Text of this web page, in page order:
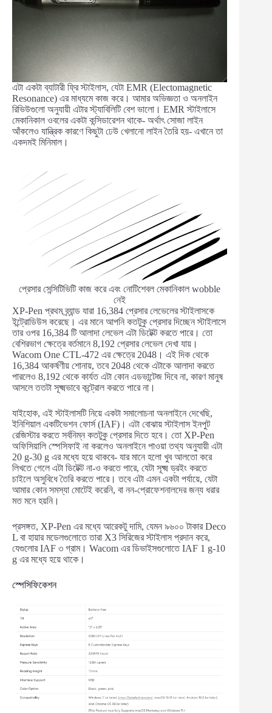
এটা একটা ব্যাটারী ফ্রি স্টাইলাস, যেটা EMR (Electomagnetic
Resonance) এর মাধ্যমে কাজ করে। আমার অভিজ্ঞতা ও অনলাইন
রিভিউগুলো অনুযায়ী এটার স্ট্যাবিলিটি বেশ ভালো। EMR স্টাইলাসে
মেকানিকাল ওবলের একটা কন্সিডারেশন থাকে- অর্থাৎ সোজা লাইন
আঁকলেও যান্ত্রিক কারণে কিছুটা ঢেউ খেলানো লাইন তৈরি হয়- এখানে তা
একদমই মিনিমাল।
প্রেসার সেন্সিটিভিটি কাজ করে এবং নোটিশেবল মেকানিকাল wobble
নেই
XP-Pen প্রথম ব্র্যান্ড যারা 16,384 প্রেসার লেভেলের স্টাইলাসকে
ইন্ট্রোডিউস করেছে। এর মানে আপনি কতটুকু প্রেসার দিচ্ছেন স্টাইলাসে
তার ওপর 16,384 টি আলাদা লেভেল এটা ডিটেক্ট করতে পারে। তো
বেশিরভাগ ক্ষেত্রে বর্তমানে 8,192 প্রেসার লেভেল দেখা যায়।
Wacom One CTL-472 এর ক্ষেত্রে 2048। এই দিক থেকে
16,384 আকর্ষণীয় শোনায়, তবে 2048 থেকে এটাকে আলাদা করতে
পারলেও 8,192 থেকে কার্যত এটা কোন এডভান্টেজ দিবে না, কারণ মানুষ
আসলে ততটা সূক্ষ্মভাবে কন্ট্রোল করতে পারে না।
যাইহোক, এই স্টাইলাসটি নিয়ে একটা সমালোচনা অনলাইনে দেখেছি,
ইনিশিয়াল একটিভেশন ফোর্স (IAF)। এটা বোঝায় স্টাইলাস ইনপুট
রেজিস্টার করতে সর্বনিম্ন কতটুকু প্রেসার দিতে হবে। তো XP-Pen
অফিসিয়ালি স্পেসিফাই না করলেও অনলাইনে পাওয়া তথ্য অনুযায়ী এটা
20 g-30 g এর মধ্যে হয়ে থাকবে- যার মানে হলো খুব আলতো করে
লিখতে গেলে এটা ডিটেক্ট না-ও করতে পারে, যেটা সূক্ষ্ম ড্রইং করতে
চাইলে অসুবিধে তৈরি করতে পারে। তবে এটা এমন একটা পর্যায়ে, যেটা
আমার কোন সমস্যা মোটেই করেনি, বা নন-প্রোফেশনালদের জন্য ধরার
মত মনে হয়নি।
প্রসঙ্গত, XP-Pen এর মধ্যে আরেকটু দামি, যেমন ৯৬০০ টাকার Deco
L বা হায়ার মডেলগুলোতে তারা X3 সিরিজের স্টাইলাস প্রদান করে,
যেগুলোর IAF ৩ গ্রাম। Wacom এর ডিভাইসগুলোতে IAF 1 g-10
g এর মধ্যে হয়ে থাকে।
স্পেসিফিকেশন